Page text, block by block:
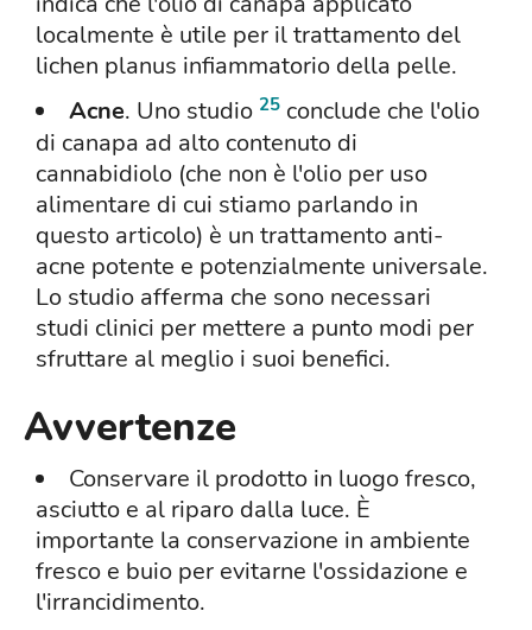
localmente è utile per il trattamento del
lichen planus infiammatorio della pelle.
Acne. Uno studio 25 conclude che l'olio
di canapa ad alto contenuto di
cannabidiolo (che non è l'olio per uso
alimentare di cui stiamo parlando in
questo articolo) è un trattamento anti-
acne potente e potenzialmente universale.
Lo studio afferma che sono necessari
studi clinici per mettere a punto modi per
sfruttare al meglio i suoi benefici.
Avvertenze
Conservare il prodotto in luogo fresco,
asciutto e al riparo dalla luce. È
importante la conservazione in ambiente
fresco e buio per evitarne l'ossidazione e
l'irrancidimento.